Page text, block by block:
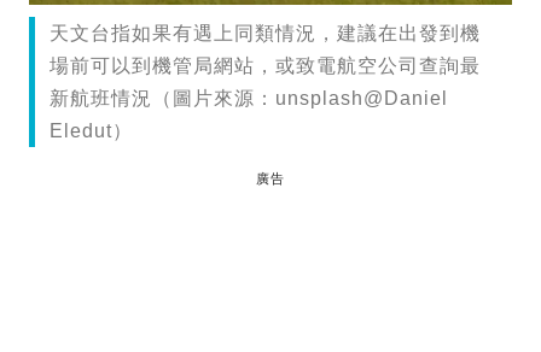
天文台指如果有遇上同類情況，建議在出發到機
場前可以到機管局網站，或致電航空公司查詢最
新航班情況（圖片來源：unsplash@Daniel
Eledut）
廣告